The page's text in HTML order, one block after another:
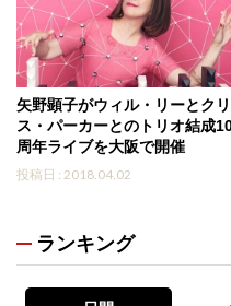
矢野顕子がウィル・リーとクリ
ス・パーカーとのトリオ結成
周年ライブを大阪で開催
投稿日 : 2018.04.02
ランキング